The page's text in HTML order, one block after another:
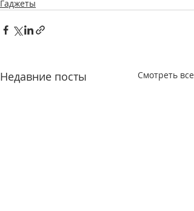
Гаджеты
Недавние посты Смотреть все